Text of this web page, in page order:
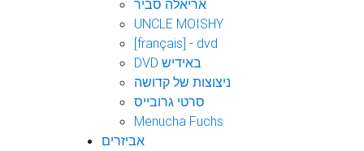
אריאלה סביר
UNCLE MOISHY
[français] - dvd
DVD באידיש
ניצוצות של קדושה
סרטי גרובייס
Menucha Fuchs
אביזרים